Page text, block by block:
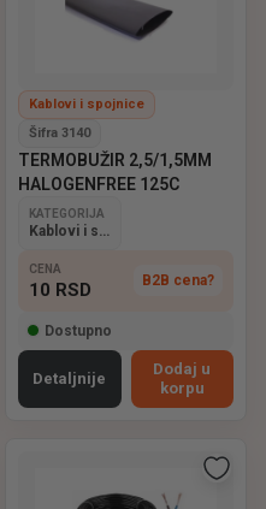
Kablovi i spojnice
Šifra 3140
TERMOBUŽIR 2,5/1,5MM
HALOGENFREE 125C
KATEGORIJA
CENA
10 RSD B2B cena?
Dostupno
Detaljnije
Dodaj u
korpu